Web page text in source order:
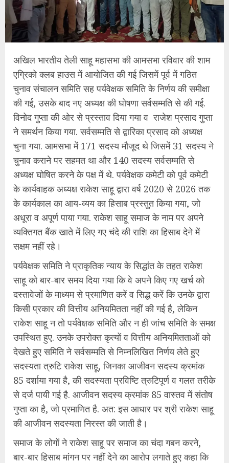
अखिल भारतीय तेली साहू महासभा की आमसभा रविवार की शाम
एग्रिको क्लब हाउस में आयोजित की गई जिसमें पूर्व में गठित
चुनाव संचालन समिति सह पर्यवेक्षक समिति के निर्णय की समीक्षा
की गई, उसके बाद नए अध्यक्ष की घोषणा सर्वसम्मति से की गई.
विनोद गुप्ता की ओर से प्रस्ताव दिया गया व राजेश प्रसाद गुप्ता
ने समर्थन किया गया. सर्वसम्मति से द्वारिका प्रसाद को अध्यक्ष
चुना गया. आमसभा में 171 सदस्य मौजूद थे जिसमें 31 सदस्य ने
चुनाव कराने पर सहमत था और 140 सदस्य सर्वसम्मति से
अध्यक्ष घोषित करने के पक्ष में थे. पर्यवेक्षक कमेटी को पूर्व कमेटी
के कार्यवाहक अध्यक्ष राकेश साहू द्वारा वर्ष 2020 से 2026 तक
के कार्यकाल का आय-व्यय का हिसाब प्रस्तुत किया गया, जो
अधूरा व अपूर्ण पाया गया. राकेश साहू समाज के नाम पर अपने
व्यक्तिगत बैंक खाते में लिए गए चंदे की राशि का हिसाब देने में
सक्षम नहीं रहे।
पर्यवेक्षक समिति ने प्राकृतिक न्याय के सिद्धांत के तहत राकेश
साहू को बार-बार समय दिया गया कि वे अपने किए गए खर्च को
दस्तावेजों के माध्यम से प्रमाणित करें व सिद्ध करें कि उनके द्वारा
किसी प्रकार की वित्तीय अनियमितता नहीं की गई है, लेकिन
राकेश साहू न तो पर्यवेक्षक समिति और न ही जांच समिति के समक्ष
उपस्थित हुए. उनके उपरोक्त कृत्यों व वित्तीय अनियमितताओं को
देखते हुए समिति ने सर्वसम्मति से निम्नलिखित निर्णय लेते हुए
सदस्यता त्रुटि राकेश साहू, जिनका आजीवन सदस्य क्रमांक
85 दर्शाया गया है, की सदस्यता प्रविष्टि त्रुटिपूर्ण व गलत तरीके
से दर्ज पायी गई है. आजीवन सदस्य क्रमांक 85 वास्तव में संतोष
गुप्ता का है, जो प्रमाणित है. अत: इस आधार पर श्री राकेश साहू
की आजीवन सदस्यता निरस्त की जाती है।
समाज के लोगों ने राकेश साहू पर समाज का चंदा गबन करने,
बार-बार हिसाब मांगन पर नहीं देने का आरोप लगाते हुए कहा कि